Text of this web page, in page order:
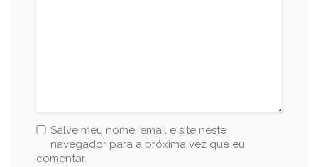
Salve meu nome, email e site neste
navegador para a próxima vez que eu
comentar.